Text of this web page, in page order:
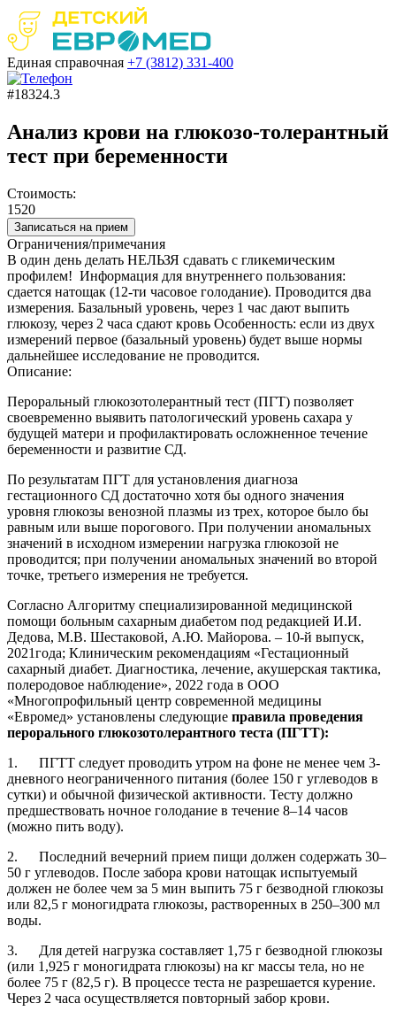
Единая справочная +7 (3812) 331-400
#18324.3
Анализ крови на глюкозо-толерантный
тест при беременности
Стоимость:
1520
Записаться на прием
Ограничения/примечания
В один день делать НЕЛЬЗЯ сдавать с гликемическим
профилем! Информация для внутреннего пользования:
сдается натощак (12-ти часовое голодание). Проводится два
измерения. Базальный уровень, через 1 час дают выпить
глюкозу, через 2 часа сдают кровь Особенность: если из двух
измерений первое (базальный уровень) будет выше нормы
дальнейшее исследование не проводится.
Описание:
Пероральный глюкозотолерантный тест (ПГТ) позволяет
своевременно выявить патологический уровень сахара у
будущей матери и профилактировать осложненное течение
беременности и развитие СД.
По результатам ПГТ для установления диагноза
гестационного СД достаточно хотя бы одного значения
уровня глюкозы венозной плазмы из трех, которое было бы
равным или выше порогового. При получении аномальных
значений в исходном измерении нагрузка глюкозой не
проводится; при получении аномальных значений во второй
точке, третьего измерения не требуется.
Согласно Алгоритму специализированной медицинской
помощи больным сахарным диабетом под редакцией И.И.
Дедова, М.В. Шестаковой, А.Ю. Майорова. – 10-й выпуск,
2021года; Клиническим рекомендациям «Гестационный
сахарный диабет. Диагностика, лечение, акушерская тактика,
полеродовое наблюдение», 2022 года в ООО
«Многопрофильный центр современной медицины
«Евромед» установлены следующие правила проведения
перорального глюкозотолерантного теста (ПГТТ):
1. ПГТТ следует проводить утром на фоне не менее чем 3-
дневного неограниченного питания (более 150 г углеводов в
сутки) и обычной физической активности. Тесту должно
предшествовать ночное голодание в течение 8–14 часов
(можно пить воду).
2. Последний вечерний прием пищи должен содержать 30–
50 г углеводов. После забора крови натощак испытуемый
должен не более чем за 5 мин выпить 75 г безводной глюкозы
или 82,5 г моногидрата глюкозы, растворенных в 250–300 мл
воды.
3. Для детей нагрузка составляет 1,75 г безводной глюкозы
(или 1,925 г моногидрата глюкозы) на кг массы тела, но не
более 75 г (82,5 г). В процессе теста не разрешается курение.
Через 2 часа осуществляется повторный забор крови.